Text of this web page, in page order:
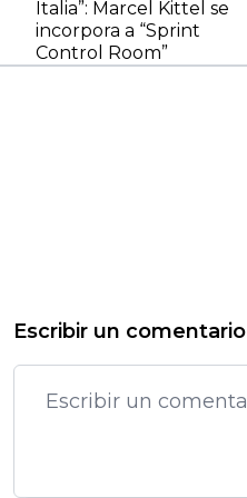
Italia”: Marcel Kittel se
incorpora a “Sprint
Control Room”
Escribir un comentario